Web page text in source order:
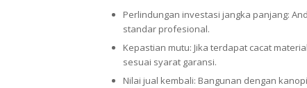
Perlindungan investasi jangka panjang:
standar profesional.
Kepastian mutu: Jika terdapat cacat
sesuai syarat garansi.
Nilai jual kembali: Bangunan dengan